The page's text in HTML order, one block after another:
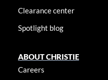
Clearance center
Spotlight blog
ABOUT CHRISTIE
Careers